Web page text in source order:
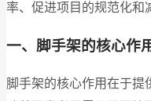
率、促进项目的规范化和
一、脚手架的核心作
脚手架的核心作用在于提